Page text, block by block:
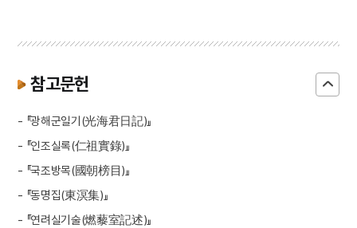
참고문헌
- 『광해군일기(光海君日記)』
- 『인조실록(仁祖實錄)』
- 『국조방목(國朝榜目)』
- 『동명집(東溟集)』
- 『연려실기술(燃藜室記述)』